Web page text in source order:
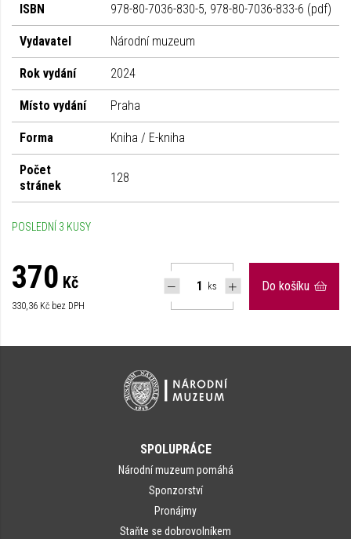
ISBN 978-80-7036-830-5, 978-80-7036-833-6 (pdf)
Vydavatel Národní muzeum
Rok vydání 2024
Místo vydání Praha
Forma Kniha / E-kniha
Počet
stránek
128
POSLEDNÍ 3 KUSY
370 Kč
330,36 Kč bez DPH
ks Do košíku
SPOLUPRÁCE
Národní muzeum pomáhá
Sponzorství
Pronájmy
Staňte se dobrovolníkem